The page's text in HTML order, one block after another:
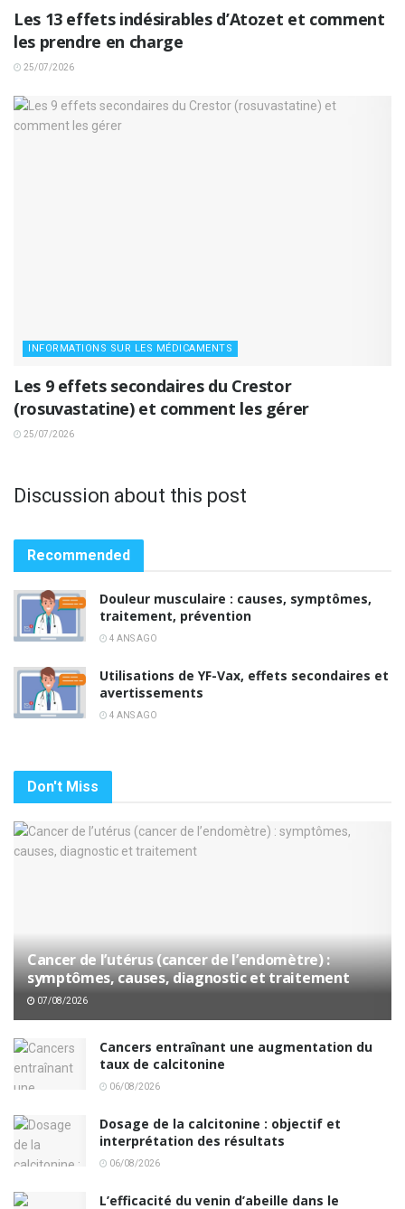
Les 13 effets indésirables d’Atozet et comment
les prendre en charge
25/07/2026
INFORMATIONS SUR LES MÉDICAMENTS
Les 9 effets secondaires du Crestor
(rosuvastatine) et comment les gérer
25/07/2026
Discussion about this post
Recommended
Douleur musculaire : causes, symptômes,
traitement, prévention
4 ANS AGO
Utilisations de YF-Vax, effets secondaires et
avertissements
4 ANS AGO
Don't Miss
Cancer de l’utérus (cancer de l’endomètre) :
symptômes, causes, diagnostic et traitement
07/08/2026
Cancers entraînant une augmentation du
taux de calcitonine
06/08/2026
Dosage de la calcitonine : objectif et
interprétation des résultats
06/08/2026
L’efficacité du venin d’abeille dans le